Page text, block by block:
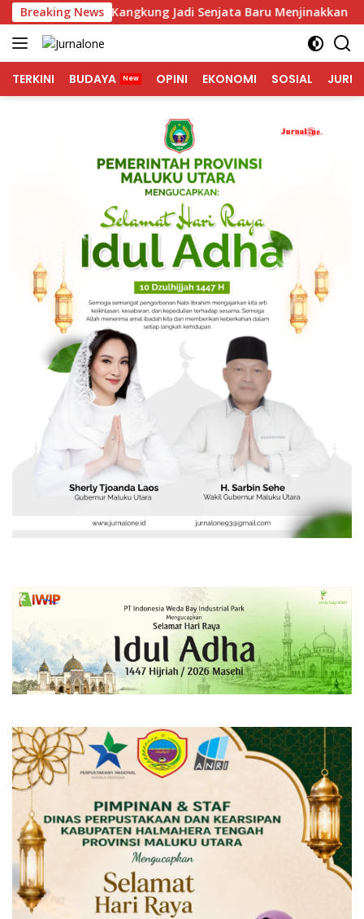
Langsung
ke
konten
Breaking News
dan Kangkung Jadi Senjata Baru Menjinakkan Inflasi
TERKINI BUDAYA OPINI EKONOMI SOSIAL